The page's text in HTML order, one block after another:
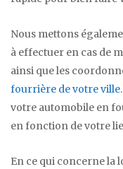
Nous mettons
à effectuer en cas de
ainsi que les
fourrière de votre ville
votre automobile en
en fonction de votre
En ce qui concerne la